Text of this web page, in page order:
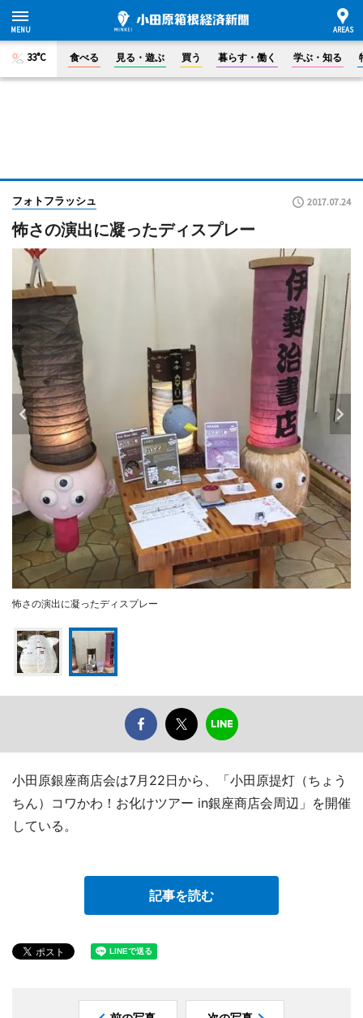
33°C 食べる 見る・遊ぶ 買う 暮らす・働く 学ぶ・知る
フォトフラッシュ 2017.07.24
怖さの演出に凝ったディスプレー
怖さの演出に凝ったディスプレー
小田原銀座商店会は7月22日から、「小田原提灯（ちょう
ちん）コワかわ！お化けツアー in銀座商店会周辺」を開催
している。
記事を読む